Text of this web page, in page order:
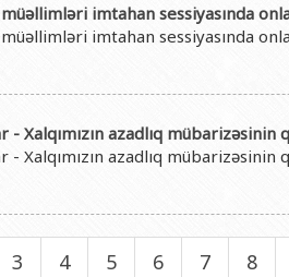
imtahan sessiyasında
imtahan sessiyasında
- Xalqımızın azadlıq
- Xalqımızın azadlıq
3 4 5 6 7 8